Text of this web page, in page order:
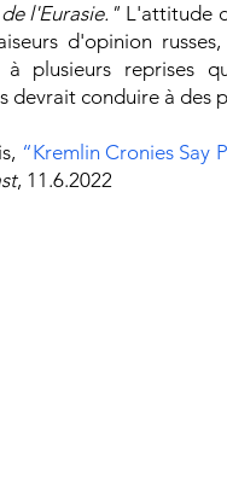
l'Eurasie." L'attitude
d'opinion
à plusieurs reprises
devrait conduire à des
“Kremlin Cronies Say
, 11.6.2022